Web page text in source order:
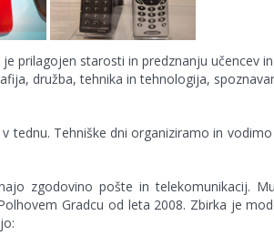
prilagojen starosti in predznanju učencev
družba, tehnika in tehnologija,
tednu. Tehniške dni organiziramo in
zgodovino pošte in telekomunikacij.
Gradcu od leta 2008. Zbirka je